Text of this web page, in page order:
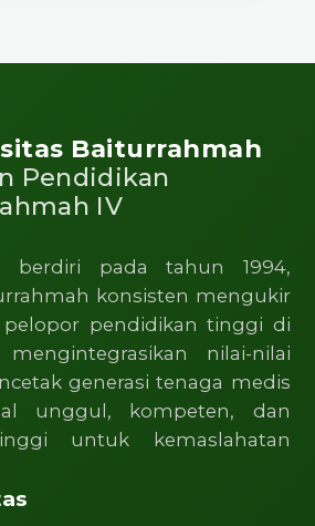
Baiturrahmah
Pendidikan
IV
berdiri pada tahun 1994,
konsisten mengukir
pelopor pendidikan tinggi di
nilai-nilai
generasi tenaga medis
unggul, kompeten, dan
untuk kemaslahatan